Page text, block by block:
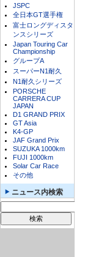
JSPC
全日本GT選手権
富士ロングディスタ
ンスシリーズ
Japan Touring Car
Championship
グループA
スーパーN1耐久
N1耐久シリーズ
PORSCHE
CARRERA CUP
JAPAN
D1 GRAND PRIX
GT Asia
K4-GP
JAF Grand Prix
SUZUKA 1000km
FUJI 1000km
Solar Car Race
その他
ニュース内検索